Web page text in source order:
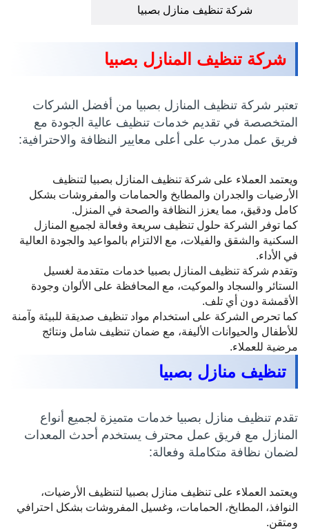
شركة تنظيف منازل بصبيا
شركة تنظيف المنازل بصبيا
تعتبر شركة تنظيف المنازل بصبيا من أفضل الشركات
المتخصصة في تقديم خدمات تنظيف عالية الجودة مع
فريق عمل مدرب على أعلى معايير النظافة والاحترافية:
ويعتمد العملاء على شركة تنظيف المنازل بصبيا لتنظيف
الأرضيات والجدران والمطابخ والحمامات والمفروشات بشكل
كامل ودقيق، مما يعزز النظافة والصحة في المنزل.
كما توفر الشركة حلول تنظيف سريعة وفعالة لجميع المنازل
السكنية والشقق والفيلات، مع الالتزام بالمواعيد والجودة العالية
في الأداء.
وتقدم شركة تنظيف المنازل بصبيا خدمات متقدمة لغسيل
الستائر والسجاد والموكيت، مع المحافظة على الألوان وجودة
الأقمشة دون أي تلف.
كما تحرص الشركة على استخدام مواد تنظيف صديقة للبيئة وآمنة
للأطفال والحيوانات الأليفة، مع ضمان تنظيف شامل ونتائج
مرضية للعملاء.
تنظيف منازل بصبيا
تقدم تنظيف منازل بصبيا خدمات متميزة لجميع أنواع
المنازل مع فريق عمل محترف يستخدم أحدث المعدات
لضمان نظافة متكاملة وفعالة:
ويعتمد العملاء على تنظيف منازل بصبيا لتنظيف الأرضيات،
النوافذ، المطابخ، الحمامات، وغسيل المفروشات بشكل احترافي
ومتقن.